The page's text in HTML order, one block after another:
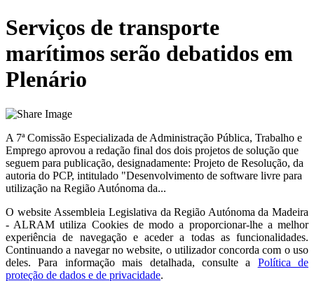
Serviços de transporte
marítimos serão debatidos em
Plenário
A 7ª Comissão Especializada de Administração Pública, Trabalho e
Emprego aprovou a redação final dos dois projetos de solução que
seguem para publicação, designadamente: Projeto de Resolução, da
autoria do PCP, intitulado "Desenvolvimento de software livre para
utilização na Região Autónoma da...
O website Assembleia Legislativa da Região Autónoma da Madeira
- ALRAM utiliza Cookies de modo a proporcionar-lhe a melhor
experiência de navegação e aceder a todas as funcionalidades.
Continuando a navegar no website, o utilizador concorda com o uso
deles. Para informação mais detalhada, consulte a
Política de
proteção de dados e de privacidade.